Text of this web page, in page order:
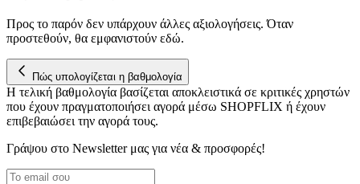
Προς το παρόν δεν υπάρχουν άλλες αξιολογήσεις. Όταν
προστεθούν, θα εμφανιστούν εδώ.
Πώς υπολογίζεται η βαθμολογία
Η τελική βαθμολογία βασίζεται αποκλειστικά σε κριτικές χρηστών
που έχουν πραγματοποιήσει αγορά μέσω SHOPFLIX ή έχουν
επιβεβαιώσει την αγορά τους.
Γράψου στο Νewsletter μας για νέα & προσφορές!